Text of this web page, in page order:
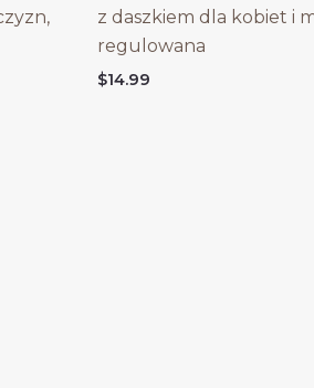
z daszkiem dla kobiet i
regulowana
$14.99